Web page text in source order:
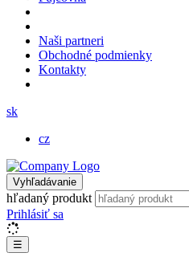
Naši partneri
Obchodné podmienky
Kontakty
sk
cz
Vyhľadávanie
hľadaný produkt
Prihlásiť sa
☰